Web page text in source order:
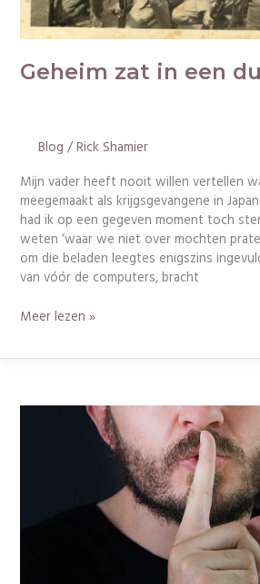
Geheim zat in een
Blog /Rick Shamier
Mijn vader heeft nooit willen vertellen
meegemaakt als krijgsgevangene in
had ik op een gegeven moment toch
weten ‘waar we niet over mochten
om die beladen leegtes enigszins
van vóór de computers, bracht
Meer lezen »